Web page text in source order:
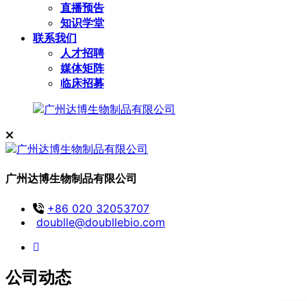
直播预告
知识学堂
联系我们
人才招聘
媒体矩阵
临床招募
广州达博生物制品有限公司
+86 020 32053707
doublle@doubllebio.com
公司动态